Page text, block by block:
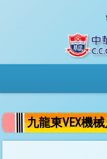
九龍東VEX機